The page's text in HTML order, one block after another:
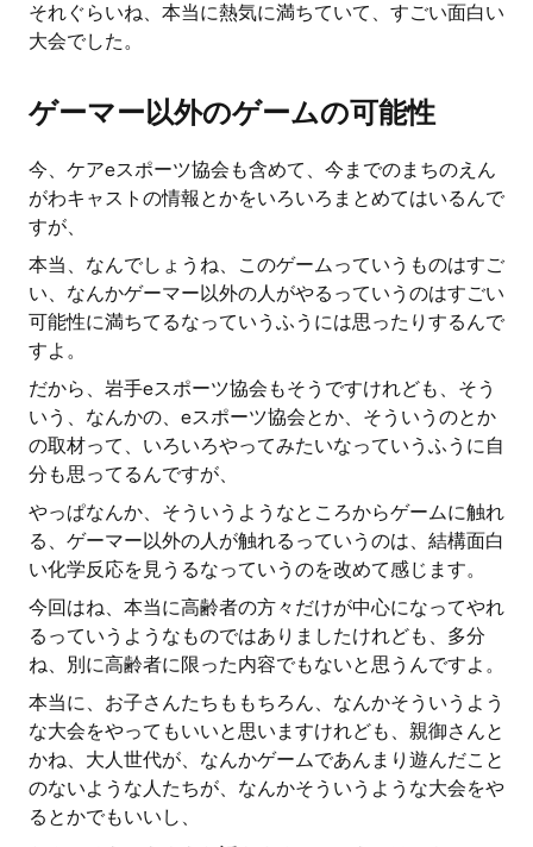
それぐらいね、本当に熱気に満ちていて、すごい面白い
大会でした。
ゲーマー以外のゲームの可能性
今、ケアeスポーツ協会も含めて、今までのまちのえん
がわキャストの情報とかをいろいろまとめてはいるんで
すが、
本当、なんでしょうね、このゲームっていうものはすご
い、なんかゲーマー以外の人がやるっていうのはすごい
可能性に満ちてるなっていうふうには思ったりするんで
すよ。
だから、岩手eスポーツ協会もそうですけれども、そう
いう、なんかの、eスポーツ協会とか、そういうのとか
の取材って、いろいろやってみたいなっていうふうに自
分も思ってるんですが、
やっぱなんか、そういうようなところからゲームに触れ
る、ゲーマー以外の人が触れるっていうのは、結構面白
い化学反応を見うるなっていうのを改めて感じます。
今回はね、本当に高齢者の方々だけが中心になってやれ
るっていうようなものではありましたけれども、多分
ね、別に高齢者に限った内容でもないと思うんですよ。
本当に、お子さんたちももちろん、なんかそういうよう
な大会をやってもいいと思いますけれども、親御さんと
かね、大人世代が、なんかゲームであんまり遊んだこと
のないような人たちが、なんかそういうような大会をや
るとかでもいいし、